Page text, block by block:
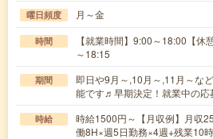
曜日頻度 月～金
時間
【就業時間】9:00～18:00【
～18:15
期間
即日や9月～,10月～,11月～な
能です♬早期決定！就業中の応
時給
時給1500円～【月収例】月収
働8H×週5日勤務×4週+残業10